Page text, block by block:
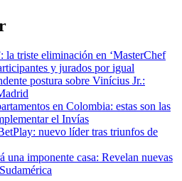
la triste eliminación en ‘MasterChef
y jurados por igual
postura sobre Vinícius Jr.:
en Colombia: estas son las
el Invías
nuevo líder tras triunfos de
una imponente casa: Revelan nuevas